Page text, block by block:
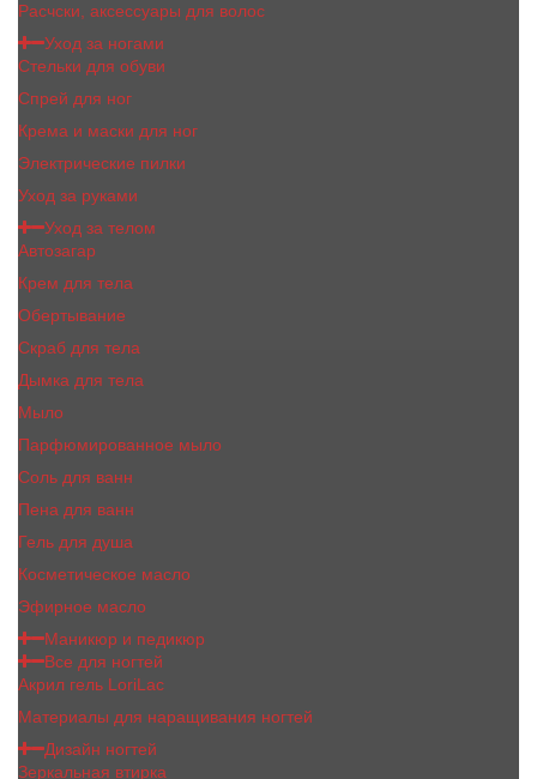
Расчски, аксессуары для волос
Уход за ногами
Стельки для обуви
Спрей для ног
Крема и маски для ног
Электрические пилки
Уход за руками
Уход за телом
Автозагар
Крем для тела
Обертывание
Скраб для тела
Дымка для тела
Мыло
Парфюмированное мыло
Соль для ванн
Пена для ванн
Гель для душа
Косметическое масло
Эфирное масло
Маникюр и педикюр
Все для ногтей
Акрил гель LoriLac
Материалы для наращивания ногтей
Дизайн ногтей
Зеркальная втирка